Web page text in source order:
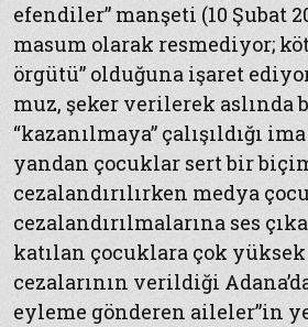
efendiler” manşeti (10 Şubat
masum olarak resmediyor;
örgütü” olduğuna işaret
muz, şeker verilerek aslında
“kazanılmaya” çalışıldığı
yandan çocuklar sert bir
cezalandırılırken medya
cezalandırılmalarına ses
katılan çocuklara çok
cezalarının verildiği
eyleme gönderen aileler”in